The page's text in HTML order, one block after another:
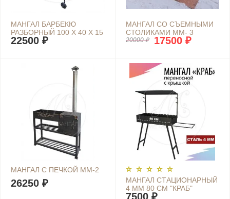
МАНГАЛ БАРБЕКЮ
РАЗБОРНЫЙ 100 Х 40 Х 15
22500 ₽
МАНГАЛ СО СЪЕМНЫМИ
СТОЛИКАМИ ММ- 3
20000 ₽ 17500 ₽
МАНГАЛ С ПЕЧКОЙ ММ-2
26250 ₽
МАНГАЛ СТАЦИОНАРНЫЙ
4 ММ 80 СМ "КРАБ"
7500 ₽